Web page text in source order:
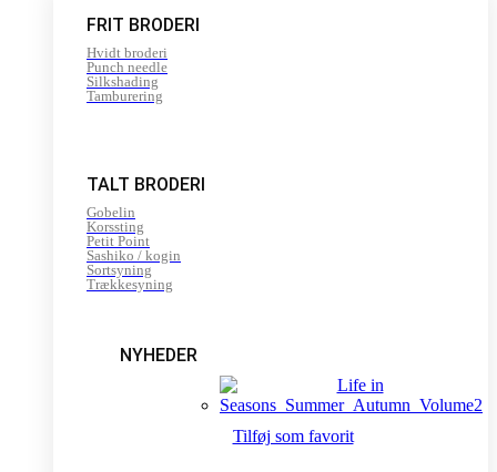
FRIT BRODERI
Hvidt broderi
Punch needle
Silkshading
Tamburering
TALT BRODERI
Gobelin
Korssting
Petit Point
Sashiko / kogin
Sortsyning
Trækkesyning
NYHEDER
Tilføj som favorit